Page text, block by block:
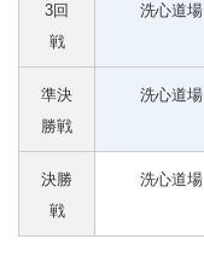
3回
戦
洗心道場
準決
勝戦
洗心道場
決勝
戦
洗心道場